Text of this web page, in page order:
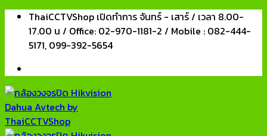
Skip
content
ThaiCCTVShop เปิดทำการ จันทร์ - เสาร์ / เวลา 8.00-
17.00 น / Office: 02-970-1181-2 / Mobile : 082-444-
5171, 099-392-5654